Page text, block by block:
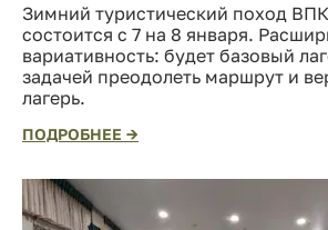
Зимний туристический поход
состоится с 7 на 8 января.
вариативность: будет базовый
задачей преодолеть маршрут и
лагерь.
ПОДРОБНЕЕ →